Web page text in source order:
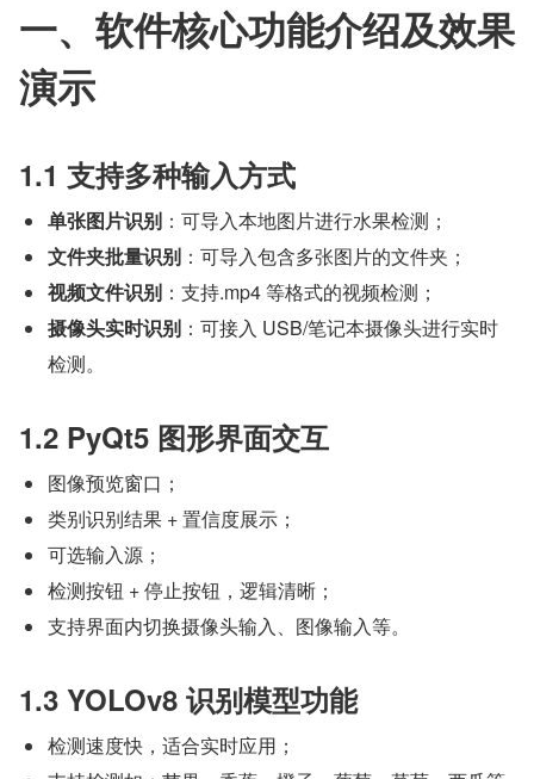
一、软件核心功能介绍及效果
演示
1.1 支持多种输入方式
单张图片识别 ：可导入本地图片进行水果检测；
文件夹批量识别 ：可导入包含多张图片的文件夹；
视频文件识别 ：支持.mp4 等格式的视频检测；
摄像头实时识别 ：可接入 USB/笔记本摄像头进行实时
检测。
1.2 PyQt5 图形界面交互
图像预览窗口；
类别识别结果 + 置信度展示；
可选输入源；
检测按钮 + 停止按钮，逻辑清晰；
支持界面内切换摄像头输入、图像输入等。
1.3 YOLOv8 识别模型功能
检测速度快，适合实时应用；